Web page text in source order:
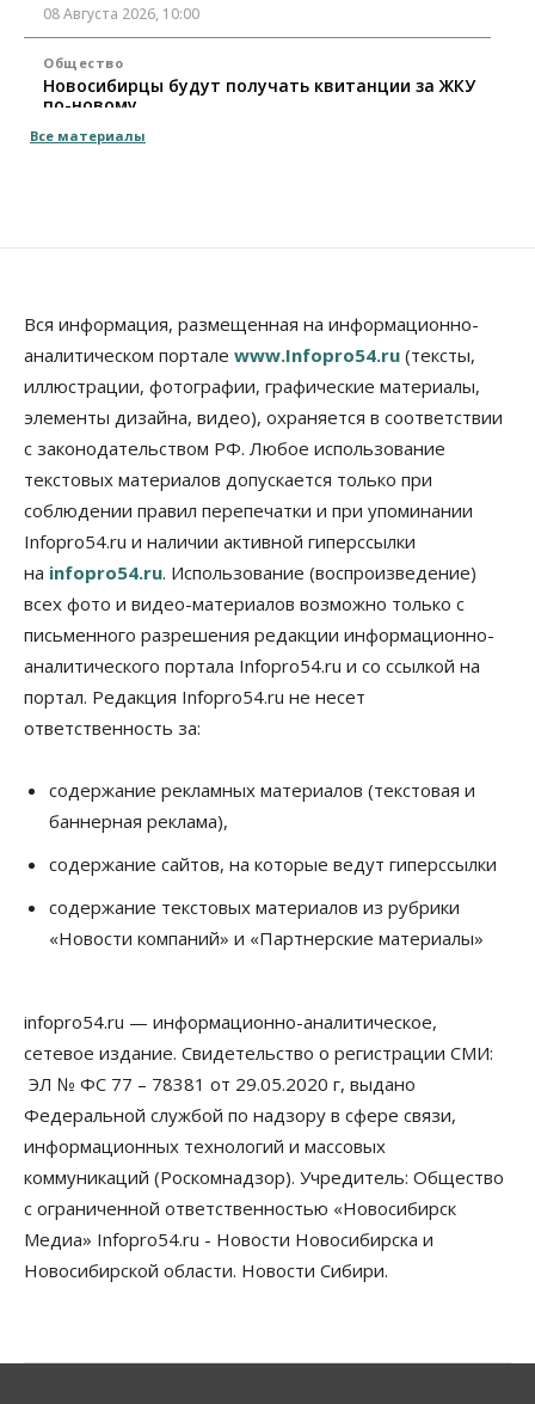
08 Августа 2026, 10:00
Общество
Новосибирцы будут получать квитанции за ЖКУ
по-новому
08 Августа 2026, 09:00
В Новосибирске прошёл митинг
против нового закона о памятниках
07 Августа 2026, 18:00
Бизнес
В аэропорту Толмачёво завершены работы по
бетонированию рулежных дорожек
07 Августа 2026, 17:00
Новосибирцы стали реже оформлять
дома по упрощенной схеме
07 Августа 2026, 16:00
Общество Право&Порядок
Роспотребнадзор изъял почти полторы тонны
мяса в Новосибирской области
Расходы новосибирцев на спорт выросли на 40%
за полгода
07 Августа 2026, 14:35
07 Августа 2026, 14:00
07 Августа 2026, 13:55
Авто Общество
Треть автовладельцев в Новосибирской области
«поставили машины на прикол»
07 Августа 2026, 13:00
Школы, библиотеки, пешеходные тротуары:
депутаты Госдумы контролируют работы на
социальных объектах
07 Августа 2026, 12:35
Синоптики рассказали о погоде в Новосибирске
Все материалы
Вся информация, размещенная на информационно-
аналитическом портале www.Infopro54.ru (тексты,
иллюстрации, фотографии, графические материалы,
элементы дизайна, видео), охраняется в соответствии
с законодательством РФ. Любое использование
текстовых материалов допускается только при
соблюдении правил перепечатки и при упоминании
Infopro54.ru и наличии активной гиперссылки
на infopro54.ru. Использование (воспроизведение)
всех фото и видео-материалов возможно только с
письменного разрешения редакции информационно-
аналитического портала Infopro54.ru и со ссылкой на
портал. Редакция Infopro54.ru не несет
ответственность за:
содержание рекламных материалов (текстовая и
баннерная реклама),
содержание сайтов, на которые ведут гиперссылки
содержание текстовых материалов из рубрики
«Новости компаний» и «Партнерские материалы»
infopro54.ru — информационно-аналитическое,
сетевое издание. Свидетельство о регистрации СМИ:
ЭЛ № ФС 77 – 78381 от 29.05.2020 г, выдано
Федеральной службой по надзору в сфере связи,
информационных технологий и массовых
коммуникаций (Роскомнадзор). Учредитель: Общество
с ограниченной ответственностью «Новосибирск
Медиа» Infopro54.ru - Новости Новосибирска и
Новосибирской области. Новости Сибири.